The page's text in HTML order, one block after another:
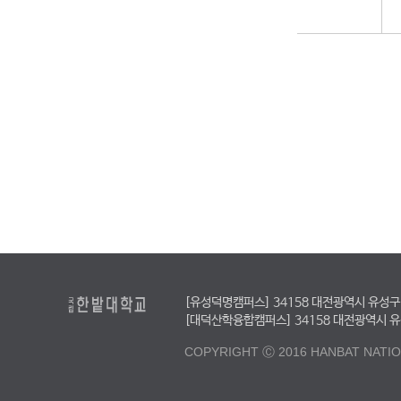
[유성덕명캠퍼스] 34158 대전광역시
[대덕산학융합캠퍼스] 34158 대전광역
COPYRIGHT Ⓒ 2016 HANBAT